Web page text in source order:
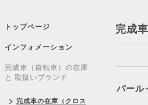
完成
パール
トップページ
インフォメーション
完成車（自転車）の在庫
と 取扱いブランド
完成車の在庫（クロス